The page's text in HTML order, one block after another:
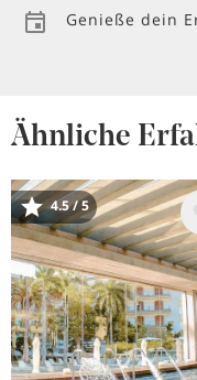
Genieße dein
Ähnliche
Bild4.5 / 5